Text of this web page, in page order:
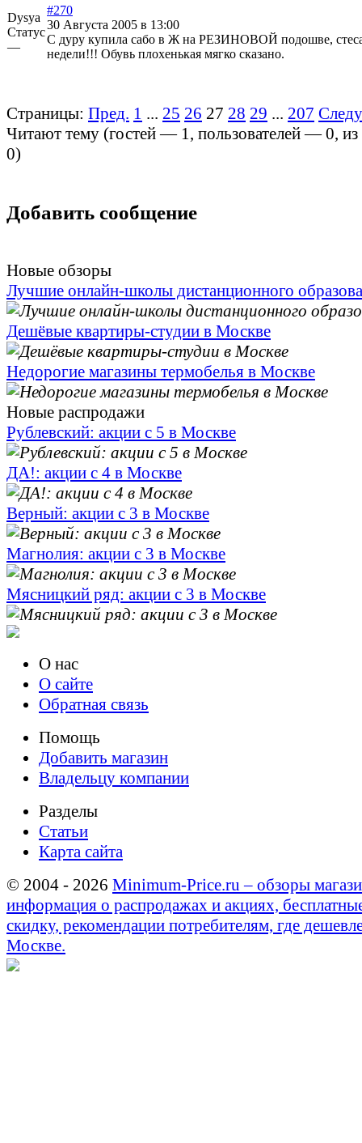
Dysya
Статус
—
#270
30 Августа 2005 в 13:00
С дуру купила сабо в Ж на РЕЗИНОВОЙ подошве,
недели!!! Обувь плохенькая мягко сказано.
Страницы: Пред. 1 ... 25 26 27 28 29 ... 207
Читают тему (гостей — 1, пользователей —0,
0)
Добавить сообщение
Новые обзоры
Лучшие онлайн-школы дистанционного
Дешёвые квартиры-студии в Москве
Недорогие магазины термобелья в Москве
Новые распродажи
Рублевский: акции с 5 в Москве
ДА!: акции с 4 в Москве
Верный: акции с 3 в Москве
Магнолия: акции с 3 в Москве
Мясницкий ряд: акции с 3 в Москве
О нас
О сайте
Обратная связь
Помощь
Добавить магазин
Владельцу компании
Разделы
Статьи
Карта сайта
© 2004 - 2026 Minimum-Price.ru – обзоры
информация о распродажах и акциях,
скидку, рекомендации потребителям, где
Москве.